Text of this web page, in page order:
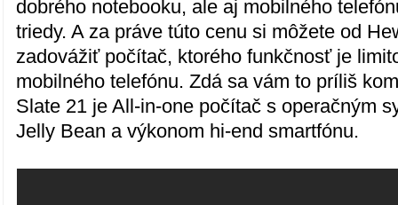
dobrého notebooku, ale aj mobilného
triedy. A za práve túto cenu si môžete od
zadovážiť počítač, ktorého funkčnosť je
mobilného telefónu. Zdá sa vám to príliš
Slate 21 je All-in-one počítač s operačným
Jelly Bean a výkonom hi-end smartfónu.